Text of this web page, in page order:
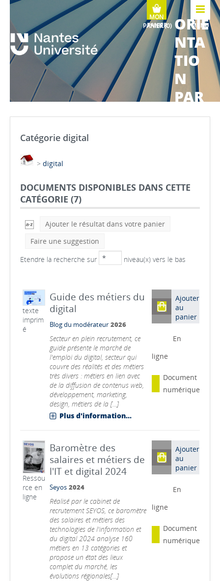
MENU
ORIE
NTA
TIO
N
PAR
COU
Catégorie digital
> digital
DOCUMENTS DISPONIBLES DANS CETTE
CATÉGORIE (7)
Ajouter le résultat dans votre panier
Faire une suggestion
Etendre la recherche sur
niveau(x) vers le bas
texte
imprim
é
Guide des métiers du
digital
Blog du modérateur 2026
Secteur en plein recrutement, ce
guide présente le marché de
l'emploi du digital, secteur qui
couvre des réalités et des métiers
très divers : métiers en lien avec
de la diffusion de contenus web,
développement, marketing,
design, métiers de la [...]
Plus d'information...
Ajouter
au
panier
En
ligne
Document
numérique
Ressou
rce en
ligne
Baromètre des
salaires et métiers de
l'IT et digital 2024
Seyos 2024
Réalisé par le cabinet de
recrutement SEYOS, ce baromètre
des salaires et métiers des
technologies de l'information et
du digital 2024 analyse 160
métiers en 13 catégories et
propose un état des lieux
complet du marché, les
évolutions régionales[...]
Ajouter
au
panier
En
ligne
Document
numérique